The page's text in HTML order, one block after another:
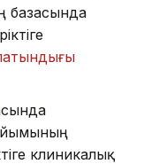
базасында
клиникалық